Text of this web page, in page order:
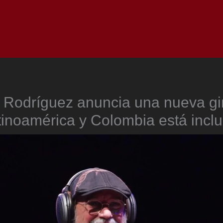
Rodríguez anuncia una nueva
y Colombia está